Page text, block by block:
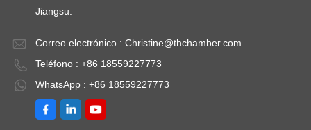
Jiangsu.
Correo electrónico : Christine@thchamber.com
Teléfono : +86 18559227773
WhatsApp : +86 18559227773